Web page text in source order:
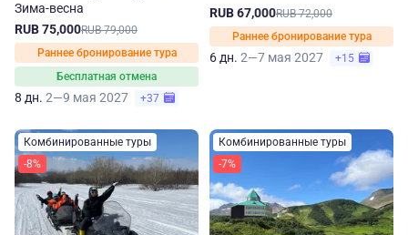
Зима-весна
RUB 75,000RUB 79,000
Раннее бронирование тура
Бесплатная отмена
8 дн. 2—9 мая 2027 +37
RUB 67,000RUB 72,000
Раннее бронирование тура
6 дн. 2—7 мая 2027 +15
Комбинированные туры
-8%
Комбинированные туры
-7%